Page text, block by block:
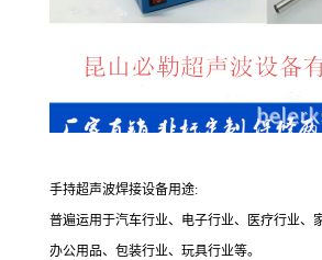
手持超声波焊接设备用途:
普遍运用于汽车行业、电子行业、医疗行业、
办公用品、包装行业、玩具行业等。